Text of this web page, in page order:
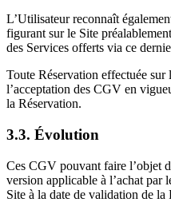
L’Utilisateur reconnaît
figurant sur le Site
des Services offerts via ce
Toute Réservation effectuée
l’acceptation des CGV en
la Réservation.
3.3. Évolution
Ces CGV pouvant faire l’objet
version applicable à l’achat par
Site à la date de validation de la